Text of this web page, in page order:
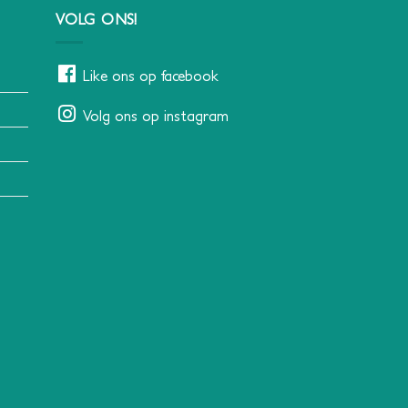
VOLG ONS!
Like ons op facebook
Volg ons op instagram